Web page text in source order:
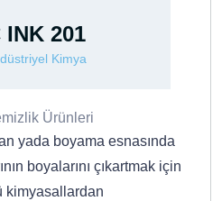
SOLVEX MB 201
DNC Endüstriyel Kimya
Ürünleri
yada boyama esnasında
boyalarını çıkartmak için
kimyasallardan